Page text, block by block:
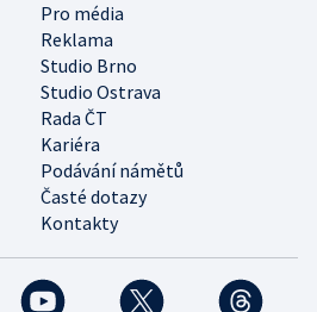
Pro média
Reklama
Studio Brno
Studio Ostrava
Rada ČT
Kariéra
Podávání námětů
Časté dotazy
Kontakty